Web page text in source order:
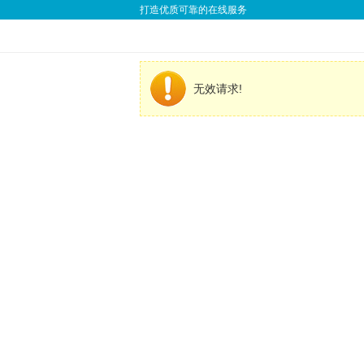
打造优质可靠的在线服务
无效请求!